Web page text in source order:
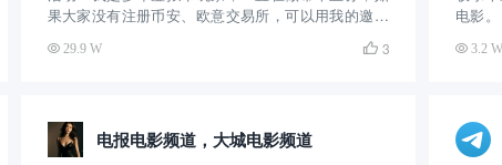
果大家没有注册币安、欧意交易所，可以用我的邀请
码注册，享受30%的手续费返佣。另外，可以进入我
的交易群组，免费享受交易策略！ 介绍：交易是我的
29.9 W  3
电影
影电
了，3.2 W
电报电影频道，大城电影频道